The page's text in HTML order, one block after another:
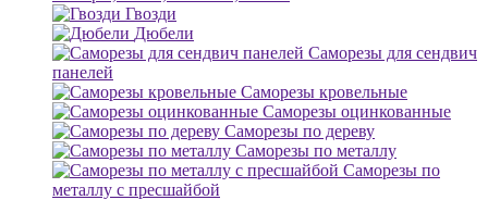
Гвозди
Дюбели
Саморезы для сендвич
панелей
Саморезы кровельные
Саморезы оцинкованные
Саморезы по дереву
Саморезы по металлу
Саморезы по
металлу с пресшайбой